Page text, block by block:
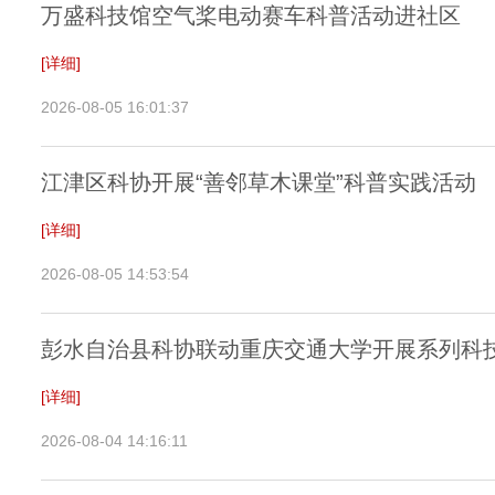
万盛科技馆空气桨电动赛车科普活动进社区
[详细]
2026-08-05 16:01:37
江津区科协开展“善邻草木课堂”科普实践活动
[详细]
2026-08-05 14:53:54
彭水自治县科协联动重庆交通大学开展系列科
[详细]
2026-08-04 14:16:11